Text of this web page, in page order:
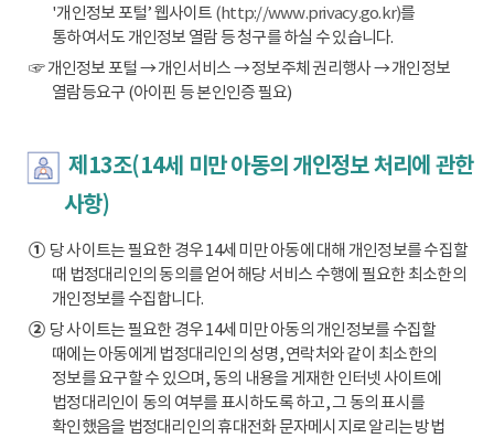
'개인정보 포털’ 웹사이트 (http://www.privacy.go.kr)를
통하여서도 개인정보 열람 등 청구를 하실 수 있습니다.
☞ 개인정보 포털 → 개인서비스 → 정보주체 권리행사 → 개인정보
열람등요구 (아이핀 등 본인인증 필요)
제13조(14세 미만 아동의 개인정보 처리에 관한
사항)
①당 사이트는 필요한 경우 14세 미만 아동에 대해 개인정보를 수집할
때 법정대리인의 동의를 얻어 해당 서비스 수행에 필요한 최소한의
개인정보를 수집합니다.
②당 사이트는 필요한 경우 14세 미만 아동의 개인정보를 수집할
때에는 아동에게 법정대리인의 성명, 연락처와 같이 최소한의
정보를 요구할 수 있으며, 동의 내용을 게재한 인터넷 사이트에
법정대리인이 동의 여부를 표시하도록 하고, 그 동의 표시를
확인했음을 법정대리인의 휴대전화 문자메시지로 알리는 방법